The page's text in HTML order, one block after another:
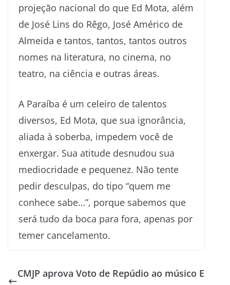
projeção nacional do que Ed Mota, além
de José Lins do Rêgo, José Américo de
Almeida e tantos, tantos, tantos outros
nomes na literatura, no cinema, no
teatro, na ciência e outras áreas.
A Paraíba é um celeiro de talentos
diversos, Ed Mota, que sua ignorância,
aliada à soberba, impedem você de
enxergar. Sua atitude desnudou sua
mediocridade e pequenez. Não tente
pedir desculpas, do tipo “quem me
conhece sabe…”, porque sabemos que
será tudo da boca para fora, apenas por
temer cancelamento.
CMJP aprova Voto de Repúdio ao músico E